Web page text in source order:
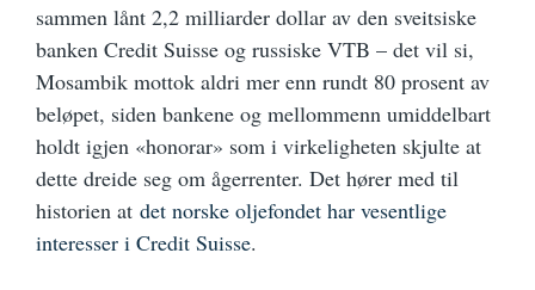
sammen lånt 2,2 milliarder dollar av den sveitsiske
banken Credit Suisse og russiske VTB – det vil si,
Mosambik mottok aldri mer enn rundt 80 prosent av
beløpet, siden bankene og mellommenn umiddelbart
holdt igjen «honorar» som i virkeligheten skjulte at
dette dreide seg om ågerrenter. Det hører med til
historien at det norske oljefondet har vesentlige
interesser i Credit Suisse.